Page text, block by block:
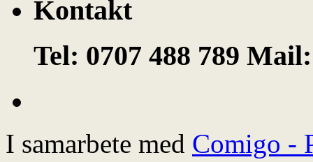
Kontakt
Tel: 0707 488 789
I samarbete med Comigo -